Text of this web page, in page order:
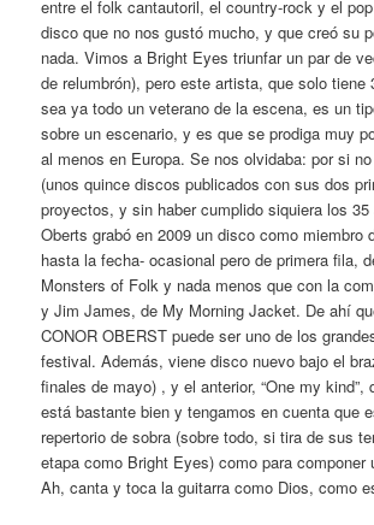
entre el folk cantautoril, el country-rock y el
disco que no nos gustó mucho, y que creó su
nada. Vimos a Bright Eyes triunfar un par de
de relumbrón), pero este artista, que solo tiene
sea ya todo un veterano de la escena, es un
sobre un escenario, y es que se prodiga muy
al menos en Europa. Se nos olvidaba: por si
(unos quince discos publicados con sus dos
proyectos, y sin haber cumplido siquiera los 35
Oberts grabó en 2009 un disco como miembro
hasta la fecha- ocasional pero de primera fila,
Monsters of Folk y nada menos que con la
y Jim James, de My Morning Jacket. De ahí
CONOR OBERST puede ser uno de los
festival. Además, viene disco nuevo bajo el
finales de mayo) , y el anterior, “One my kind”,
está bastante bien y tengamos en cuenta que
repertorio de sobra (sobre todo, si tira de sus
etapa como Bright Eyes) como para componer
Ah, canta y toca la guitarra como Dios, como